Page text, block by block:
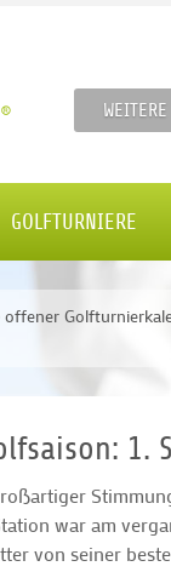
GOLFTURNIERE
offener
1.
war am
von seiner